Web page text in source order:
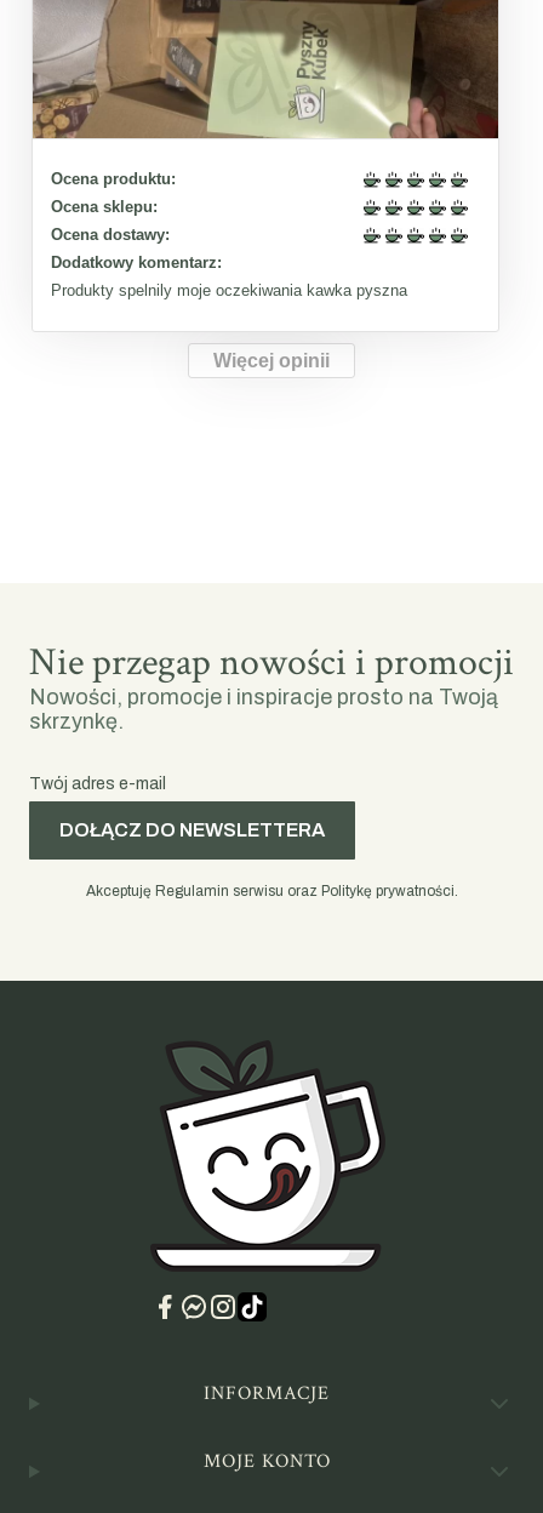
Ocena produktu:
Ocena sklepu:
Ocena dostawy:
Dodatkowy komentarz:
Produkty spelnily moje oczekiwania kawka pyszna
Więcej opinii
Nie przegap nowości i promocji
Nowości, promocje i inspiracje prosto na Twoją
skrzynkę.
Twój adres e-mail
DOŁĄCZ DO NEWSLETTERA
Akceptuję Regulamin serwisu oraz Politykę prywatności.
Linki w stopceINFORMACJE
MOJE KONTO